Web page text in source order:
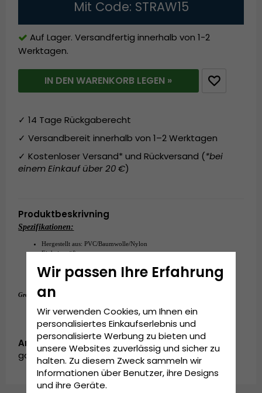
Mit Code: STRAW15
Auf Lager. Versandfertig innerhalb von 1-2
Werktagen.
IN DEN WARENKORB LEGEN »
✓ 14 Tage Rückgaberecht
✓ Versandbereit innerhalb von 1–2 Werktagen
✓ Kostenloser Versand* und Rückversand (*bei
einem Einkauf über 20 €)
Produktbeskrivning
Spezifikationen:
Hergestellt aus: PVC/Baumwolle/Nylon
Einheitsgröße
Grösseninformationen:
Artikelnummer:
garda.trucker.allez.red/white
Wir passen Ihre Erfahrung
an
Wir verwenden Cookies, um Ihnen ein
personalisiertes Einkaufserlebnis und
personalisierte Werbung zu bieten und
unsere Websites zuverlässig und sicher zu
halten. Zu diesem Zweck sammeln wir
Informationen über Benutzer, ihre Designs
und ihre Geräte.